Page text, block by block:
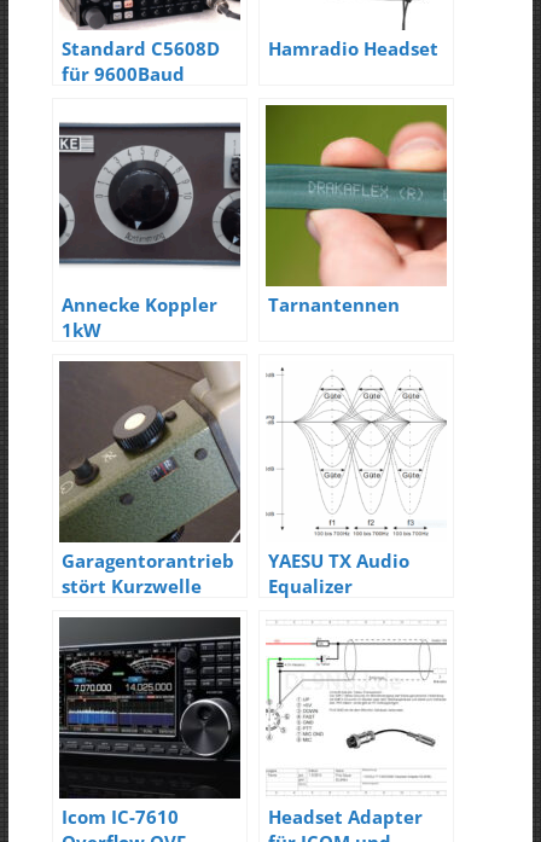
Standard C5608D
für 9600Baud
Hamradio Headset
Annecke Koppler
1kW
Tarnantennen
Garagentorantrieb
stört Kurzwelle
YAESU TX Audio
Equalizer
Icom IC-7610
Headset Adapter